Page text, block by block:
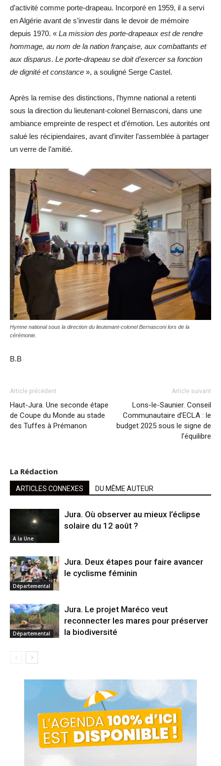
d’activité comme porte-drapeau. Incorporé en 1959, il a servi
en Algérie avant de s’investir dans le devoir de mémoire
depuis 1970. « La mission des porte-drapeaux est de rendre
hommage, au nom de la nation française, aux combattants et
aux disparus. Le porte-drapeau se doit d’exercer sa fonction
de dignité et constance », a souligné Serge Castel.
Après la remise des distinctions, l’hymne national a retenti
sous la direction du lieutenant-colonel Bernasconi, dans une
ambiance empreinte de respect et d’émotion. Les autorités ont
salué les récipiendaires, avant d’inviter l’assemblée à partager
un verre de l’amitié.
Hymne national sous la direction du lieutenant-colonel Bernasconi lors de la
cérémonie.
B.B
Article précédent
Haut-Jura. Une seconde étape
de Coupe du Monde au stade
des Tuffes à Prémanon
Article suivant
Lons-le-Saunier. Conseil
Communautaire d’ECLA : le
budget 2025 sous le signe de
l’équilibre
La Rédaction
ARTICLES CONNEXES DU MÊME AUTEUR
A la Une
Jura. Où observer au mieux l’éclipse
solaire du 12 août ?
Départemental
Jura. Deux étapes pour faire avancer
le cyclisme féminin
Départemental
Jura. Le projet Maréco veut
reconnecter les mares pour préserver
la biodiversité